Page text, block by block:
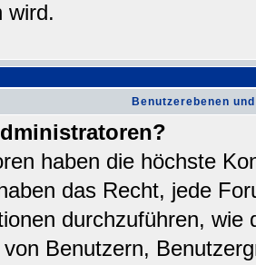
wird.
Benutzerebenen
haben die höchste
das Recht, jede
durchzuführen, wie
Benutzern,